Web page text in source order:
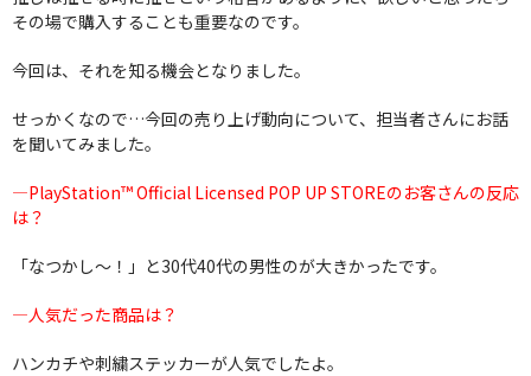
その場で購入することも重要なのです。
今回は、それを知る機会となりました。
せっかくなので…今回の売り上げ動向について、担当者さんにお話
を聞いてみました。
―PlayStation™ Official Licensed POP UP STOREのお客さんの反応
は？
「なつかし～！」と30代40代の男性のが大きかったです。
―人気だった商品は？
ハンカチや刺繍ステッカーが人気でしたよ。